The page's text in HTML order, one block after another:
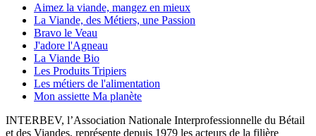
Aimez la viande, mangez en mieux
La Viande, des Métiers, une Passion
Bravo le Veau
J'adore l'Agneau
La Viande Bio
Les Produits Tripiers
Les métiers de l'alimentation
Mon assiette Ma planète
INTERBEV, l’Association Nationale Interprofessionnelle du Bétail
et des Viandes, représente depuis 1979 les acteurs de la filière